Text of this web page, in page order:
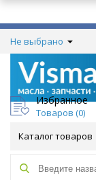
Не выбрано
Избранное
Товаров (0)
Каталог товаров